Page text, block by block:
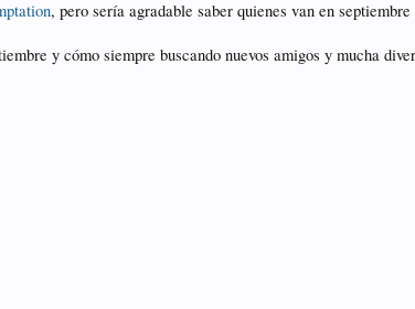
, pero sería agradable saber quienes van en
y cómo siempre buscando nuevos amigos y mucha